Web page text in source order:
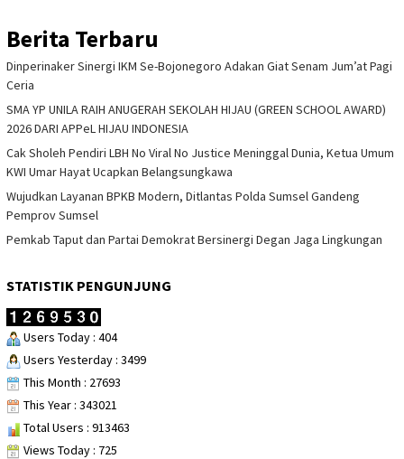
Berita Terbaru
Dinperinaker Sinergi IKM Se-Bojonegoro Adakan Giat Senam Jum’at Pagi
Ceria
SMA YP UNILA RAIH ANUGERAH SEKOLAH HIJAU (GREEN SCHOOL AWARD)
2026 DARI APPeL HIJAU INDONESIA
Cak Sholeh Pendiri LBH No Viral No Justice Meninggal Dunia, Ketua Umum
KWI Umar Hayat Ucapkan Belangsungkawa
Wujudkan Layanan BPKB Modern, Ditlantas Polda Sumsel Gandeng
Pemprov Sumsel
Pemkab Taput dan Partai Demokrat Bersinergi Degan Jaga Lingkungan
STATISTIK PENGUNJUNG
Users Today : 404
Users Yesterday : 3499
This Month : 27693
This Year : 343021
Total Users : 913463
Views Today : 725